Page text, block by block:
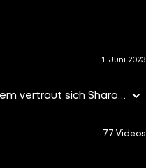
1. Juni 2023
In seiner finalen Folge von AUFBRUCH trifft Hazem auf Influencer Sharo. Hazem vertraut sich Sharo an und berichtet ihm von seiner Fluchterfahrung und wie es für ihn war, noch einmal ganz von vorne zu starten. Musstet ihr auch schon mal neu beginnen?
77 Videos